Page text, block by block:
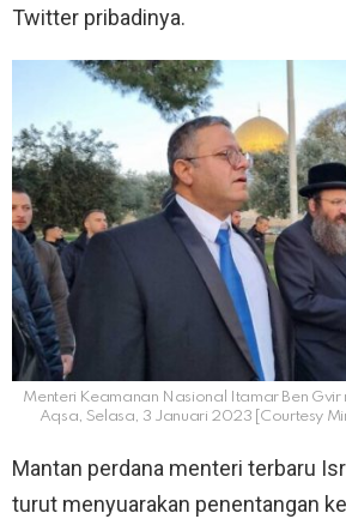
Twitter pribadinya.
Menteri Keamanan Nasional Itamar Ben Gvir
Aqsa, Selasa, 3 Januari 2023 [Courtesy
Mantan perdana menteri terbaru
turut menyuarakan penentangan